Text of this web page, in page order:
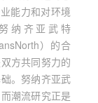
能力和对环境
纳齐亚武特
）的合
方共同努力的
。努纳齐亚武
潮流研究正是